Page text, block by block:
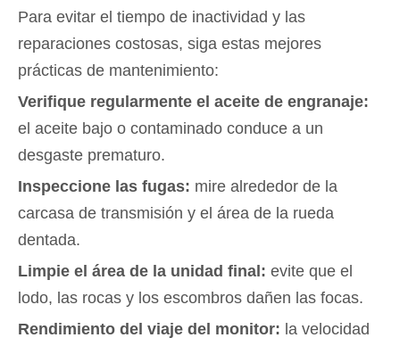
Para evitar el tiempo de inactividad y las
reparaciones costosas, siga estas mejores
prácticas de mantenimiento:
Verifique regularmente el aceite de engranaje:
el aceite bajo o contaminado conduce a un
desgaste prematuro.
Inspeccione las fugas: mire alrededor de la
carcasa de transmisión y el área de la rueda
dentada.
Limpie el área de la unidad final: evite que el
lodo, las rocas y los escombros dañen las focas.
Rendimiento del viaje del monitor: la velocidad